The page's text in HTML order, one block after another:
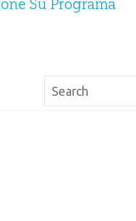
Su Programa